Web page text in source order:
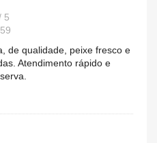
5
de qualidade, peixe fresco e
Atendimento rápido e